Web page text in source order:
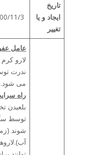
تاریخ
ایجاد و یا
تغییر
عامل
می شود.
راه
بلعیدن
توسط
شوند